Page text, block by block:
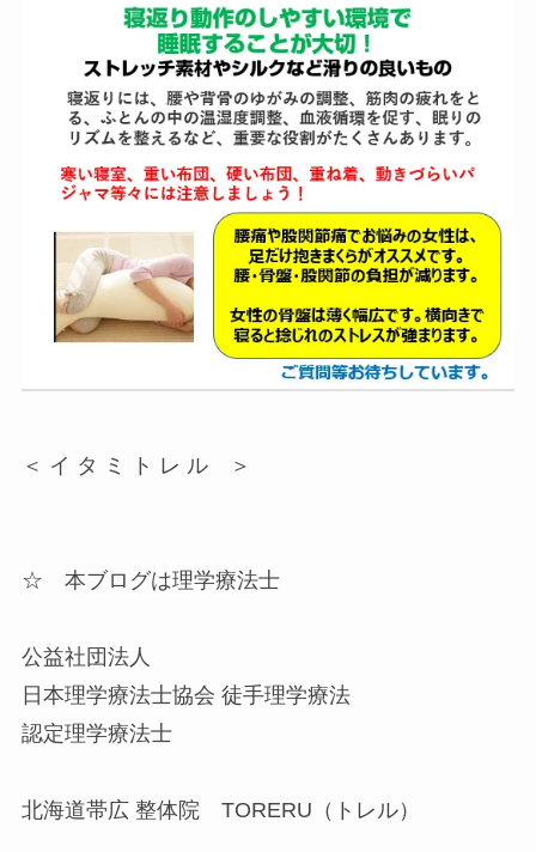
＜ イ タ ミ ト レ ル ＞
☆ 本ブログは理学療法士
公益社団法人
日本理学療法士協会 徒手理学療法
認定理学療法士
北海道帯広 整体院 TORERU（トレル）